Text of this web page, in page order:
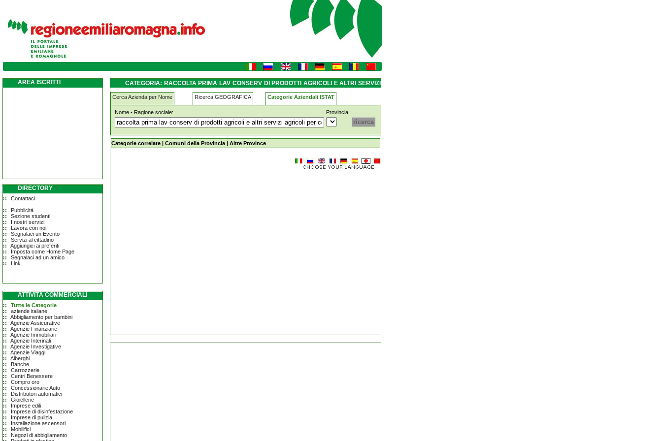
raccolta-prima-lav-conserv-di-prodotti-agricoli-e-altri-servizi-agricoli-per-
conto-terzi san-giovanni-in-persiceto
AREA ISCRITTI
DIRECTORY
Contattaci
Pubblicità
Sezione studenti
I nostri servizi
Lavora con noi
Segnalaci un Evento
Servizi al cittadino
Aggiungici ai preferiti
Imposta come Home Page
Segnalaci ad un amico
Link
ATTIVITÀ COMMERCIALI
Tutte le Categorie
aziende italiane
Abbigliamento per bambini
Agenzie Assicurative
Agenzie Finanziarie
Agenzie Immobiliari
Agenzie Interinali
Agenzie Investigative
Agenzie Viaggi
Alberghi
Banche
Carrozzerie
Centri Benessere
Compro oro
Concessionarie Auto
Distributori automatici
Gioiellerie
Imprese edili
Imprese di disinfestazione
Imprese di pulizia
Installazione ascensori
Mobilifici
Negozi di abbigliamento
CATEGORIA: RACCOLTA PRIMA LAV CONSERV DI PRODOTTI AGRICOLI E ALTRI SERVIZI
AGRICOLI PER CONTO TERZI SAN GIOVANNI IN PERSICETO
Cerca Azienda per Nome Ricerca GEOGRAFICA Categorie Aziendali ISTAT
Nome - Ragione sociale: Provincia:
raccolta-prima-lav-conserv-di-prodotti-agricoli-e-altri-servizi-agricoli-per-conto-
terzi san-giovanni-in-persiceto
Categorie correlate | Comuni della Provincia | Altre Province